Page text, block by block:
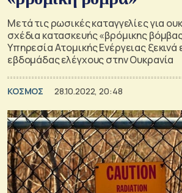
Μετά τις ρωσικές καταγγελίες για
σχέδια κατασκευής «βρόμικης
Υπηρεσία Ατομικής Ενέργειας ξεκινά
εβδομάδας ελέγχους στην Ουκρανία
ΚΟΣΜΟΣ 28.10.2022, 20:48